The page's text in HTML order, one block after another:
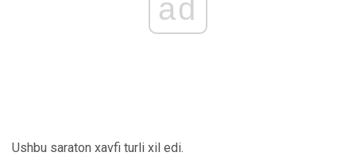
ad
Ushbu saraton xavfi turli xil edi.